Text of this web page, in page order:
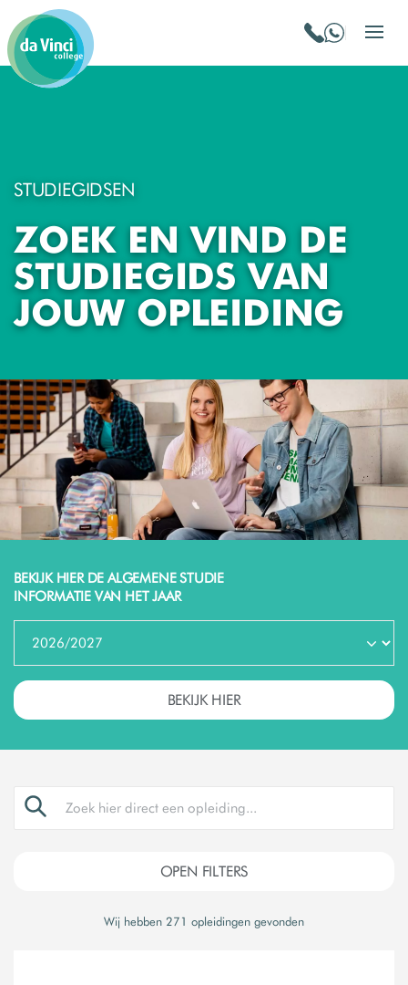
STUDIEGIDSEN
ZOEK EN VIND DE
STUDIEGIDS VAN
JOUW OPLEIDING
BEKIJK HIER DE ALGEMENE STUDIE
INFORMATIE VAN HET JAAR
BEKIJK HIER
OPEN FILTERS
Wij hebben 271 opleidingen gevonden